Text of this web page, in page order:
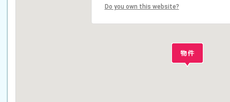
Do you own this website?